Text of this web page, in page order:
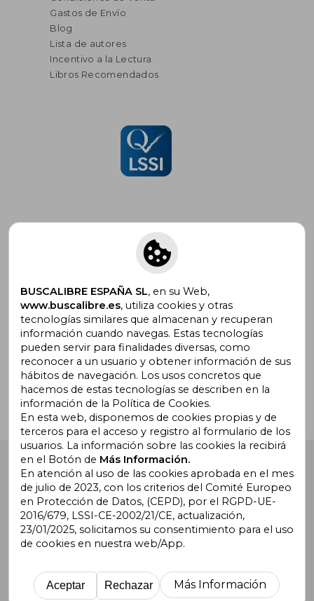
Gastos de Envío
Blog
Lista de autores
Incentivo a la Lectura
Libros Recomendados
Suscríbete para recibir ofertas y
promociones
¿Necesitas ayuda?
Ir a Centro de Soporte
Buscalibre España. Calle Energía, 65, Nave 3 (08940),
Cornellà de Llobregat, Barcelona. Derechos Reservados.
Buscalibre Argentina| Buscalibre Chile
Buscalibre Uruguay|Buscalibre México|Buscalibre
Perú
|Buscalibre Estados Unidos|Buscalibre Otros
BUSCALIBRE ESPAÑA SL, en su Web,
www.buscalibre.es, utiliza cookies y otras
tecnologías similares que almacenan y recuperan
información cuando navegas. Estas tecnologías
pueden servir para finalidades diversas, como
reconocer a un usuario y obtener información de sus
hábitos de navegación. Los usos concretos que
hacemos de estas tecnologías se describen en la
información de la Política de Cookies.
En esta web, disponemos de cookies propias y de
terceros para el acceso y registro al formulario de los
usuarios. La información sobre las cookies la recibirá
en el Botón de Más Información.
En atención al uso de las cookies aprobada en el mes
de julio de 2023, con los criterios del Comité Europeo
en Protección de Datos, (CEPD), por el RGPD-UE-
2016/679, LSSI-CE-2002/21/CE, actualización,
23/01/2025, solicitamos su consentimiento para el uso
de cookies en nuestra web/App.
Aceptar Rechazar Más Información